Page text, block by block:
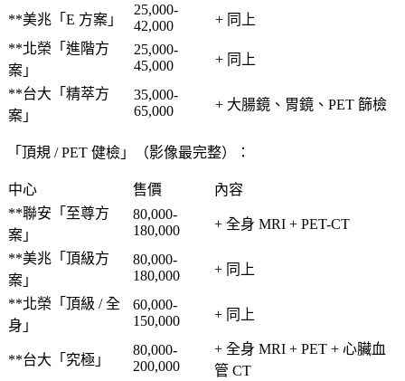
**美兆「E 方案」
25,000-
42,000
+ 同上
**北榮「進階方
案」
25,000-
45,000
+ 同上
**台大「精萃方
案」
35,000-
65,000
+ 大腸鏡、胃鏡、PET 篩檢
「頂規 / PET 健檢」（影像最完整）：
中心 售價
內容
**聯安「至尊方
案」
80,000-
180,000
+ 全身 MRI + PET-CT
**美兆「頂級方
案」
80,000-
180,000
+ 同上
**北榮「頂級 / 全
身」
60,000-
150,000
+ 同上
**台大「究極」
80,000-
200,000
+ 全身 MRI + PET + 心臟血
管 CT